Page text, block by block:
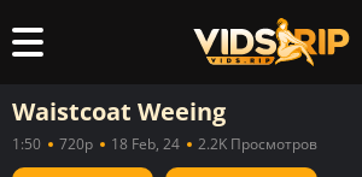
Waistcoat Weeing
1:50 720p 18 Feb, 24 2.2K Просмотров